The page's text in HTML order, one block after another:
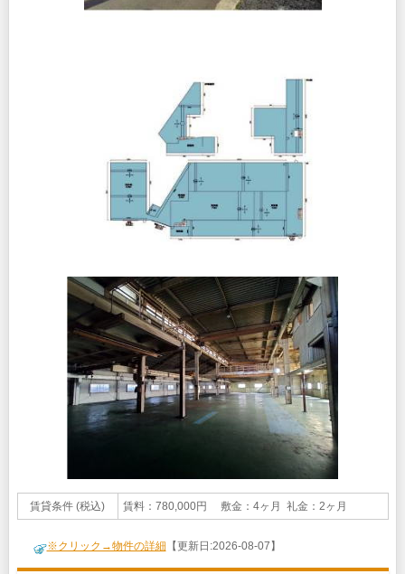
賃貸条件 (税込) 賃料：780,000円 敷金：4ヶ月 礼金：2ヶ月
※クリック→物件の詳細 【更新日:2026-08-07】